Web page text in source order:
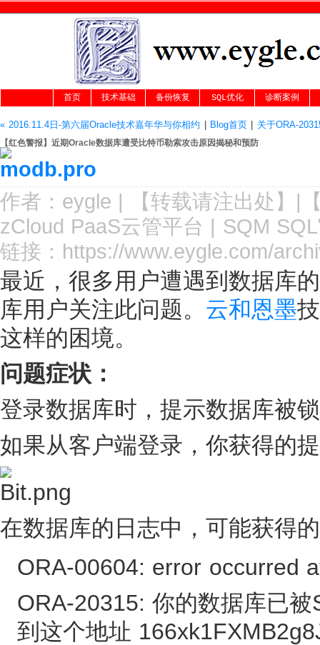
首页 技术基础 备份恢复 SQL优化 诊断案例
« 2016.11.4日-第六届Oracle技术嘉年华与你相约 Blog首页| 关于ORA-
【红色警报】近期Oracle数据库遭受比特币勒索攻击原因揭秘和预防
作者： eygle | 【转载请注出处 】|
zCloud PaaS云管平台 | SQM
链接： https://www.eygle.com/
最近，很多用户遭遇到数据库的
库用户关注此问题。 云和恩墨
这样的困境。
问题症状：
登录数据库时，提示数据库被
如果从客户端登录，你获得的
在数据库的日志中，可能获得
ORA-00604: error occurred
ORA-20315: 你的数据库已
到这个地址